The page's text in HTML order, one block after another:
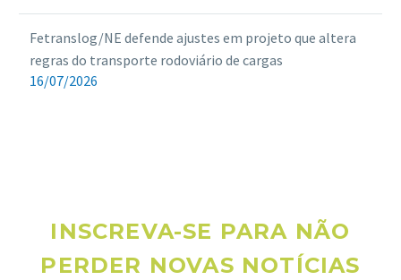
Fetranslog/NE defende ajustes em projeto que altera
regras do transporte rodoviário de cargas
16/07/2026
INSCREVA-SE PARA NÃO
PERDER NOVAS NOTÍCIAS